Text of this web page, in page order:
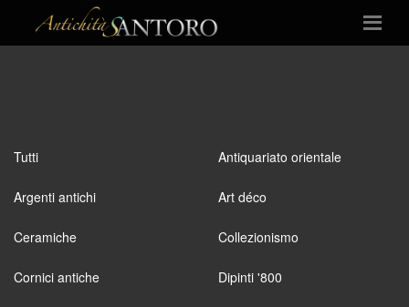
Tutti Antiquariato orientale
Argenti antichi Art déco
Ceramiche Collezionismo
Cornici antiche Dipinti '800